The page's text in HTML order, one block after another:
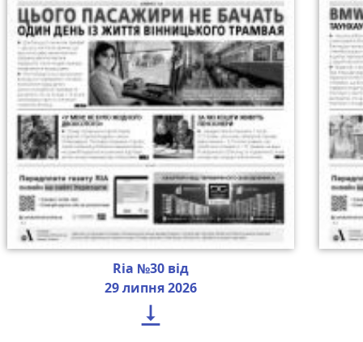
Ria №30 від
29 липня 2026
